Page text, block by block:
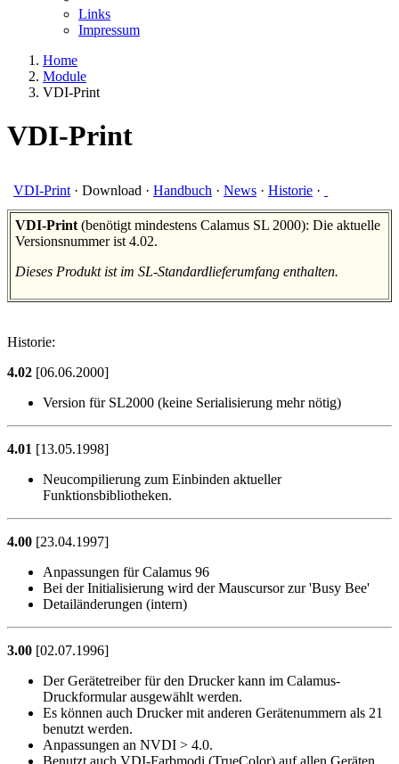
Links
Impressum
Home
Module
VDI-Print
VDI-Print
VDI-Print · Download · Handbuch · News · Historie ·
VDI-Print (benötigt mindestens Calamus SL 2000): Die aktuelle
Versionsnummer ist 4.02.
Dieses Produkt ist im SL-Standardlieferumfang enthalten.
Historie:
4.02 [06.06.2000]
Version für SL2000 (keine Serialisierung mehr nötig)
4.01 [13.05.1998]
Neucompilierung zum Einbinden aktueller
Funktionsbibliotheken.
4.00 [23.04.1997]
Anpassungen für Calamus 96
Bei der Initialisierung wird der Mauscursor zur 'Busy Bee'
Detailänderungen (intern)
3.00 [02.07.1996]
Der Gerätetreiber für den Drucker kann im Calamus-
Druckformular ausgewählt werden.
Es können auch Drucker mit anderen Gerätenummern als 21
benutzt werden.
Anpassungen an NVDI > 4.0.
Benutzt auch VDI-Farbmodi (TrueColor) auf allen Geräten.